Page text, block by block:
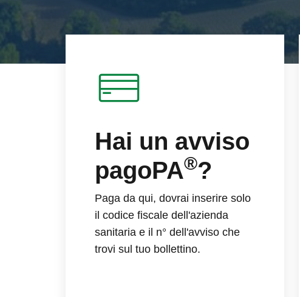
Hai un avviso
pagoPA®?
Paga da qui, dovrai inserire solo
il codice fiscale dell'azienda
sanitaria e il n° dell'avviso che
trovi sul tuo bollettino.